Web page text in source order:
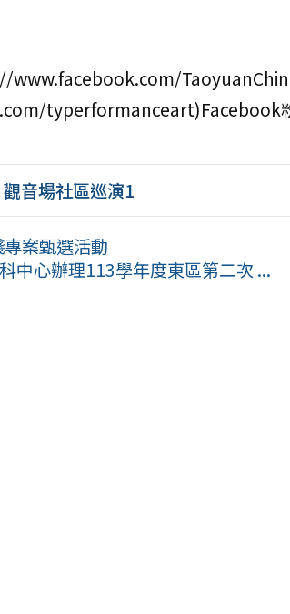
www.facebook.com/
typerformanceart)Facebook
音場社區巡演1
案甄選活動
中心辦理113學年度東區第二次 ...